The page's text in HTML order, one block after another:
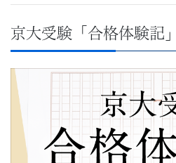
京大受験「合格体験記」